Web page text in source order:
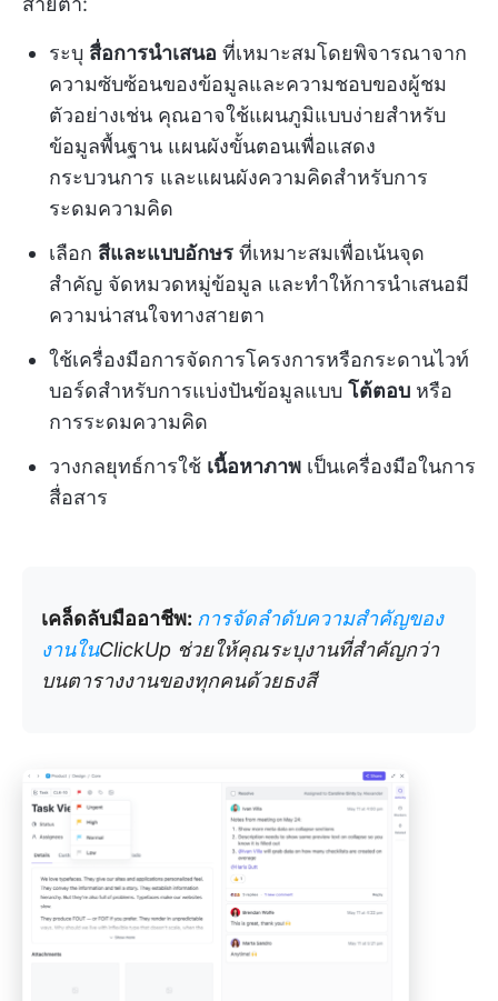
ระบุ สื่อการนำเสนอ ที่เหมาะสมโดยพิจารณาจาก
ความซับซ้อนของข้อมูลและความชอบของผู้ชม
ตัวอย่างเช่น คุณอาจใช้แผนภูมิแบบง่ายสำหรับ
ข้อมูลพื้นฐาน แผนผังขั้นตอนเพื่อแสดง
กระบวนการ และแผนผังความคิดสำหรับการ
ระดมความคิด
เลือก สีและแบบอักษร ที่เหมาะสมเพื่อเน้นจุด
สำคัญ จัดหมวดหมู่ข้อมูล และทำให้การนำเสนอมี
ความน่าสนใจทางสายตา
ใช้เครื่องมือการจัดการโครงการหรือกระดานไวท์
บอร์ดสำหรับการแบ่งปันข้อมูลแบบ โต้ตอบ หรือ
การระดมความคิด
วางกลยุทธ์การใช้ เนื้อหาภาพ เป็นเครื่องมือในการ
สื่อสาร
เคล็ดลับมืออาชีพ: การจัดลำดับความสำคัญของ
งานในClickUp ช่วยให้คุณระบุงานที่สำคัญกว่า
บนตารางงานของทุกคนด้วยธงสี